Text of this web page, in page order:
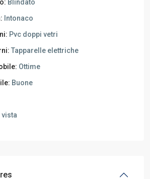
Blindato
Intonaco
Pvc doppi vetri
Tapparelle elettriche
Ottime
Buone
vista